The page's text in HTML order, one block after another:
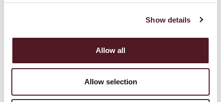
Show details
Allow all
Allow selection
Jetzt anfragen – effizient
verpacken dank Redpack